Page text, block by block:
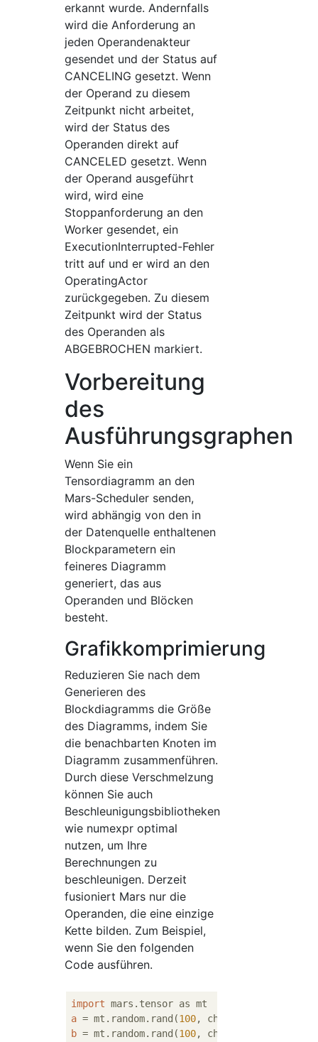
erkannt wurde. Andernfalls
wird die Anforderung an
jeden Operandenakteur
gesendet und der Status auf
CANCELING gesetzt. Wenn
der Operand zu diesem
Zeitpunkt nicht arbeitet,
wird der Status des
Operanden direkt auf
CANCELED gesetzt. Wenn
der Operand ausgeführt
wird, wird eine
Stoppanforderung an den
Worker gesendet, ein
ExecutionInterrupted-Fehler
tritt auf und er wird an den
OperatingActor
zurückgegeben. Zu diesem
Zeitpunkt wird der Status
des Operanden als
ABGEBROCHEN markiert.
Vorbereitung
des
Ausführungsgraphen
Wenn Sie ein
Tensordiagramm an den
Mars-Scheduler senden,
wird abhängig von den in
der Datenquelle enthaltenen
Blockparametern ein
feineres Diagramm
generiert, das aus
Operanden und Blöcken
besteht.
Grafikkomprimierung
Reduzieren Sie nach dem
Generieren des
Blockdiagramms die Größe
des Diagramms, indem Sie
die benachbarten Knoten im
Diagramm zusammenführen.
Durch diese Verschmelzung
können Sie auch
Beschleunigungsbibliotheken
wie numexpr optimal
nutzen, um Ihre
Berechnungen zu
beschleunigen. Derzeit
fusioniert Mars nur die
Operanden, die eine einzige
Kette bilden. Zum Beispiel,
wenn Sie den folgenden
Code ausführen.
import
a = mt.random.rand(100, chunks=
b = mt.random.rand(100, chunks=